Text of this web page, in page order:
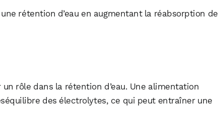
rétention d’eau en augmentant la réabsorption de
rôle dans la rétention d’eau. Une alimentation
des électrolytes, ce qui peut entraîner une